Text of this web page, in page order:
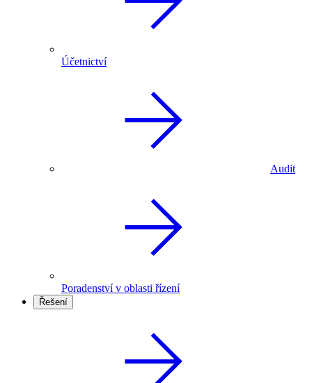
Účetnictví
Audit
Poradenství v oblasti řízení
Řešení